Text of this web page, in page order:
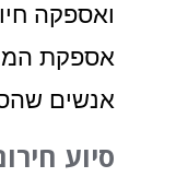
ואספקה
אספקת
אנשים
סיוע